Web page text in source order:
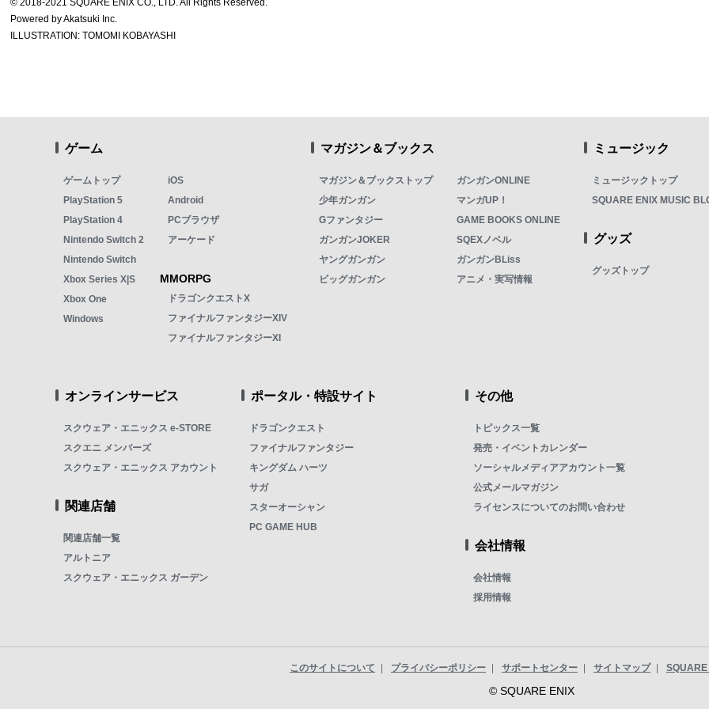
© 2018-2021 SQUARE ENIX CO., LTD. All Rights Reserved.
Powered by Akatsuki Inc.
ILLUSTRATION: TOMOMI KOBAYASHI
ゲーム
ゲームトップ
PlayStation 5
PlayStation 4
Nintendo Switch 2
Nintendo Switch
Xbox Series X|S
Xbox One
Windows
iOS
Android
PCブラウザ
アーケード
MMORPG
ドラゴンクエストX
ファイナルファンタジーXIV
ファイナルファンタジーXI
マガジン＆ブックス
マガジン＆ブックストップ
少年ガンガン
Gファンタジー
ガンガンJOKER
ヤングガンガン
ビッグガンガン
ガンガンONLINE
マンガUP！
GAME BOOKS ONLINE
SQEXノベル
ガンガンBLiss
アニメ・実写情報
ミュージック
ミュージックトップ
SQUARE ENIX MUSIC
グッズ
グッズトップ
オンラインサービス
スクウェア・エニックス e-STORE
スクエニ メンバーズ
スクウェア・エニックス アカウント
関連店舗
関連店舗一覧
アルトニア
スクウェア・エニックス ガーデン
ポータル・特設サイト
ドラゴンクエスト
ファイナルファンタジー
キングダム ハーツ
サガ
スターオーシャン
PC GAME HUB
その他
トピックス一覧
発売・イベントカレンダー
ソーシャルメディアアカウント一覧
公式メールマガジン
ライセンスについてのお問い合わせ
会社情報
会社情報
採用情報
このサイトについて プライバシーポリシー サポートセンター サイトマップ
© SQUARE ENIX